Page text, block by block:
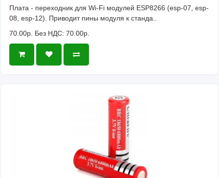
Плата - переходник для Wi-Fi модулей ESP8266 (esp-07, esp-
08, esp-12). Приводит пины модуля к станда..
70.00р. Без НДС: 70.00р.